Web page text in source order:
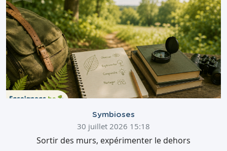
Symbioses
30 juillet 2026 15:18
Sortir des murs, expérimenter le dehors